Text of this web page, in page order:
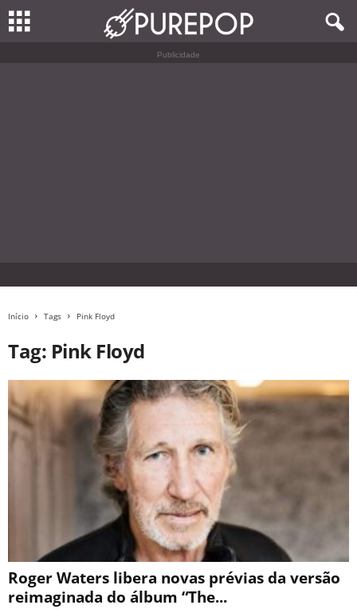
Publicidade
Início Tags Pink Floyd
Tag: Pink Floyd
Roger Waters libera novas prévias da versão
reimaginada do álbum “The...